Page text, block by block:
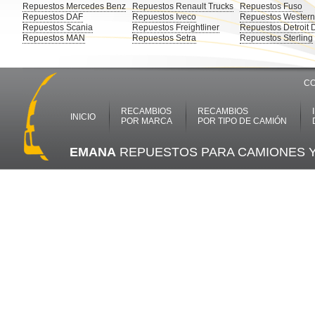
Repuestos Mercedes Benz
Repuestos DAF
Repuestos Scania
Repuestos MAN
Repuestos Renault Trucks
Repuestos Iveco
Repuestos Freightliner
Repuestos Setra
Repuestos Fuso
Repuestos
Repuestos Detroit
Repuestos Sterling
INICIO
RECAMBIOS
POR MARCA
RECAMBIOS
POR TIPO DE CAMIÓN
EMANA REPUESTOS PARA CAMIONES